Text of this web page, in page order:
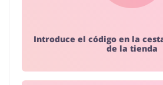
Introduce el código en la
de la tienda